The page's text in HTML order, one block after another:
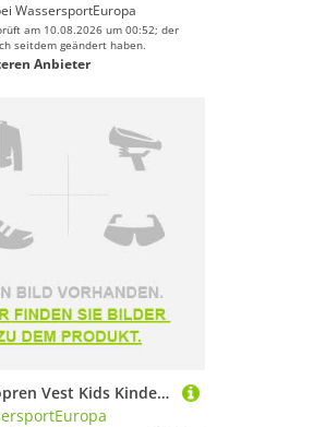
WassersportEuropa
am 10.08.2026 um 00:52; der
seitdem geändert haben.
Anbieter
JOBE Neopren Vest Kids Kinder Schwimmweste Youth Neoprenweste Schwimmhilfe blue